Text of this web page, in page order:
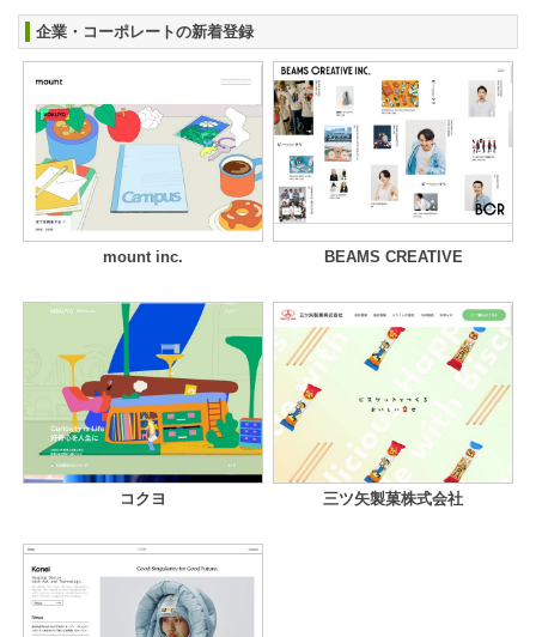
企業・コーポレートの新着登録
mount inc. BEAMS CREATIVE
コクヨ 三ツ矢製菓株式会社